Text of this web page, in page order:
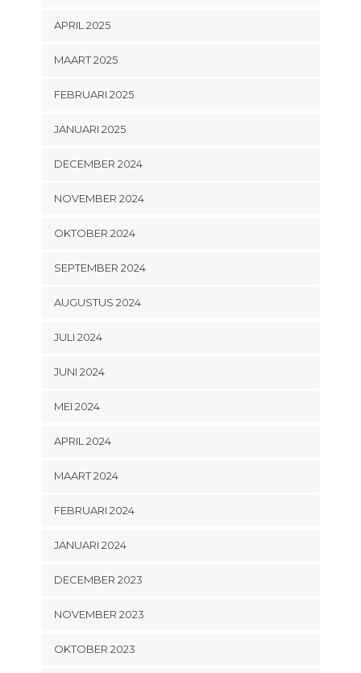
APRIL 2025
MAART 2025
FEBRUARI 2025
JANUARI 2025
DECEMBER 2024
NOVEMBER 2024
OKTOBER 2024
SEPTEMBER 2024
AUGUSTUS 2024
JULI 2024
JUNI 2024
MEI 2024
APRIL 2024
MAART 2024
FEBRUARI 2024
JANUARI 2024
DECEMBER 2023
NOVEMBER 2023
OKTOBER 2023